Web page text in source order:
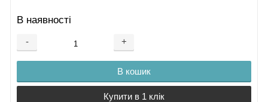
В наявності
- +
В кошик
Купити в 1 клік